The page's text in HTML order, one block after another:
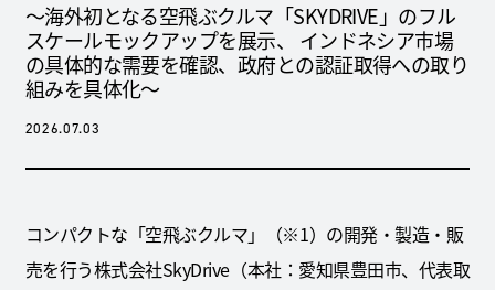
〜海外初となる空飛ぶクルマ「SKYDRIVE」のフル
スケールモックアップを展示、 インドネシア市場
の具体的な需要を確認、政府との認証取得への取り
組みを具体化～
2026.07.03
コンパクトな「空飛ぶクルマ」（※1）の開発・製造・販
売を行う株式会社SkyDrive（本社：愛知県豊田市、代表取